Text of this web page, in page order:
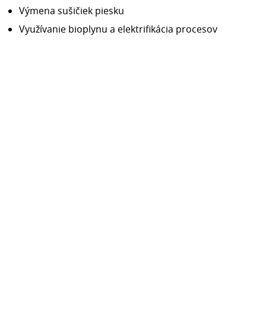
Výmena sušičiek piesku
Využívanie bioplynu a elektrifikácia procesov